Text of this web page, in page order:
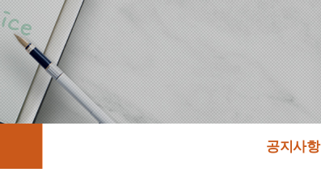
공지사항